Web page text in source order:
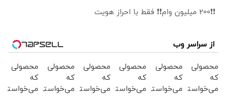
❗❗200 میلیون وام❗❗ فقط با احراز هویت
از سراسر وب
محصولی
که
می‌خواستی
محصولی
که
می‌خواستی
محصولی
که
می‌خواستی
محصولی
که
می‌خواستی
محصولی
که
می‌خواستی
محصولی
که
می‌خواستی